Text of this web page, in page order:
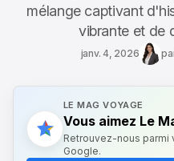
mélange captivant
vibrante et de
janv. 4, 2026
LE MAG VOYAGE
Vous aimez Le
Retrouvez-nous
Google.